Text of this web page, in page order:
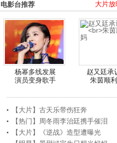
大片
电影台推荐
杨幂多线发展
演员变身歌手
赵又廷承
朱茵顺
【大片】古天乐带伤狂奔
【热门】周冬雨李治廷携手催泪
【大片】《逆战》造型遭曝光